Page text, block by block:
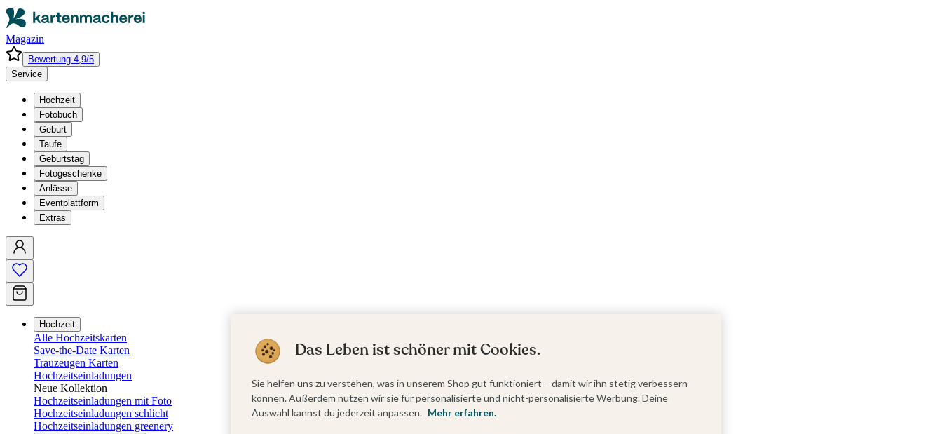
Magazin
Bewertung 4,9/5
Service
Hochzeit
Fotobuch
Geburt
Taufe
Geburtstag
Fotogeschenke
Anlässe
Eventplattform
Extras
Hochzeit
Alle Hochzeitskarten
Save-the-Date Karten
Trauzeugen Karten
Hochzeitseinladungen
Neue Kollektion
Hochzeitseinladungen mit Foto
Hochzeitseinladungen schlicht
Hochzeitseinladungen greenery
Das Leben ist schöner mit Cookies.
Sie helfen uns zu verstehen, was in unserem Shop gut funktioniert – damit wir ihn stetig verbessern
können. Außerdem nutzen wir sie für personalisierte und nicht-personalisierte Werbung. Deine
Auswahl kannst du jederzeit anpassen. Mehr erfahren.